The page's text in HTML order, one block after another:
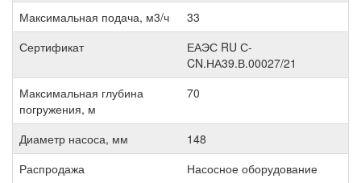
Максимальная подача, м3/ч
33
Сертификат
ЕАЭС RU С-
CN.НА39.В.00027/21
Максимальная глубина
погружения, м
70
Диаметр насоса, мм
148
Распродажа
Насосное оборудование